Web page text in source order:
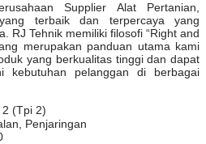
Supplier Alat Pertanian,
terbaik dan terpercaya yang
RJ Tehnik memiliki filosofi “Right and
merupakan panduan utama kami
yang berkualitas tinggi dan dapat
kebutuhan pelanggan di berbagai
(Tpi 2)
Penjaringan